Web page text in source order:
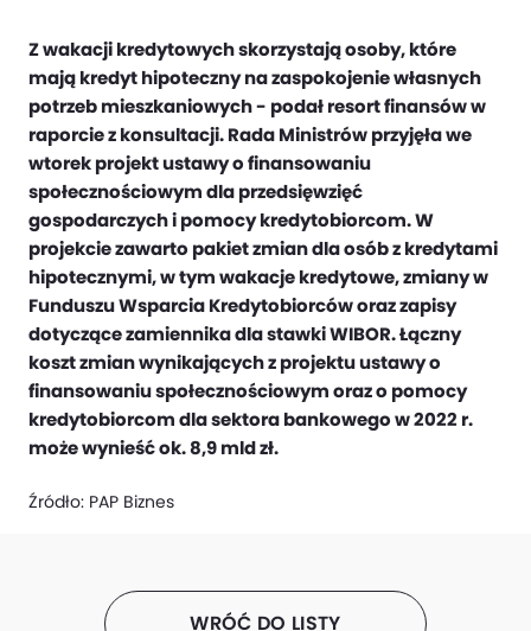
Z wakacji kredytowych skorzystają osoby, które
mają kredyt hipoteczny na zaspokojenie własnych
potrzeb mieszkaniowych - podał resort finansów w
raporcie z konsultacji. Rada Ministrów przyjęła we
wtorek projekt ustawy o finansowaniu
społecznościowym dla przedsięwzięć
gospodarczych i pomocy kredytobiorcom. W
projekcie zawarto pakiet zmian dla osób z kredytami
hipotecznymi, w tym wakacje kredytowe, zmiany w
Funduszu Wsparcia Kredytobiorców oraz zapisy
dotyczące zamiennika dla stawki WIBOR. Łączny
koszt zmian wynikających z projektu ustawy o
finansowaniu społecznościowym oraz o pomocy
kredytobiorcom dla sektora bankowego w 2022 r.
może wynieść ok. 8,9 mld zł.
Źródło: PAP Biznes
WRÓĆ DO LISTY